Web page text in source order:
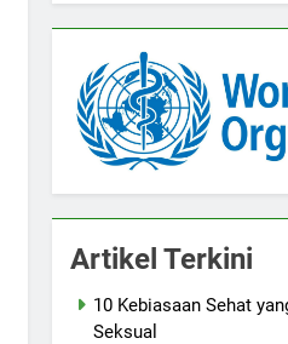
Artikel Terkini
10 Kebiasaan Sehat
Seksual